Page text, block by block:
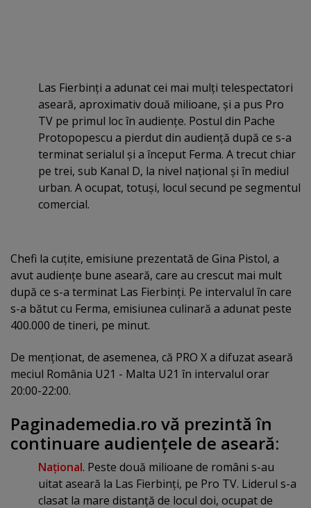
Las Fierbinţi a adunat cei mai mulţi telespectatori
aseară, aproximativ două milioane, şi a pus Pro
TV pe primul loc în audienţe. Postul din Pache
Protopopescu a pierdut din audienţă după ce s-a
terminat serialul şi a început Ferma. A trecut chiar
pe trei, sub Kanal D, la nivel naţional şi în mediul
urban. A ocupat, totuşi, locul secund pe segmentul
comercial.
Chefi la cuţite, emisiune prezentată de Gina Pistol, a
avut audienţe bune aseară, care au crescut mai mult
după ce s-a terminat Las Fierbinţi. Pe intervalul în care
s-a bătut cu Ferma, emisiunea culinară a adunat peste
400.000 de tineri, pe minut.
De menţionat, de asemenea, că PRO X a difuzat aseară
meciul România U21 - Malta U21 în intervalul orar
20:00-22:00.
Paginademedia.ro vă prezintă în
continuare audienţele de aseară:
Naţional. Peste două milioane de români s-au
uitat aseară la Las Fierbinţi, pe Pro TV. Liderul s-a
clasat la mare distanţă de locul doi, ocupat de